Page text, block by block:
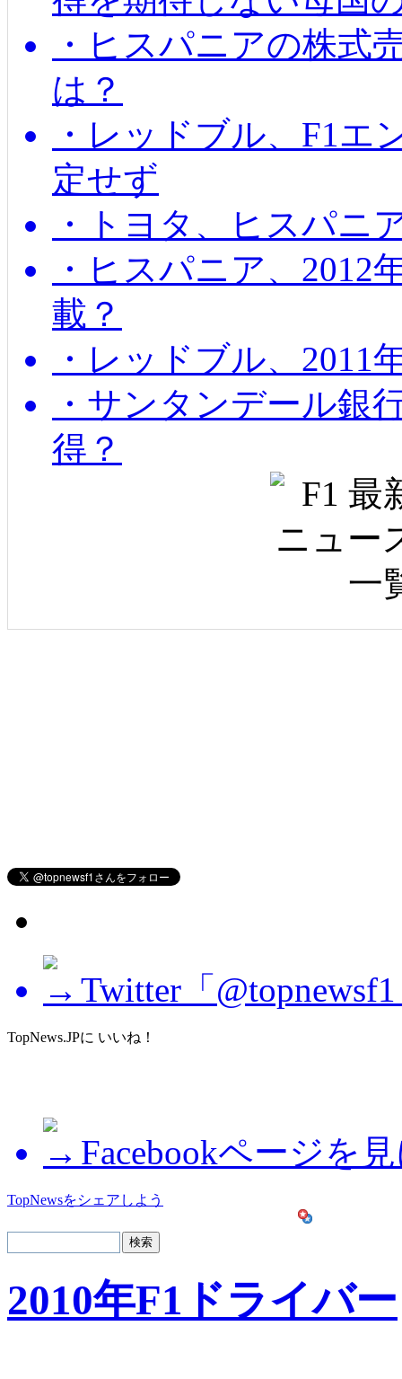
・ヒスパニアの株式
は？
・レッドブル、F1エ
定せず
・トヨタ、ヒスパニ
・ヒスパニア、2012
載？
・レッドブル、2011
・サンタンデール銀
得？
Twitter「
TopNews.JPに いいね！
Facebookページを
TopNewsをシェアしよう
2010年F1ドライバー